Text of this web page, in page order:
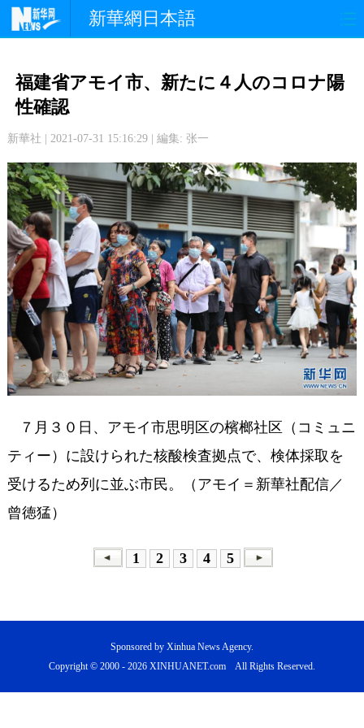
新華網日本語
文 化
中日交流 国 際
写 真
福建省アモイ市、新たに４人のコロナ陽
性確認
新華社 | 2021-07-31 15:16:29 | 編集: 张一
７月３０日、アモイ市思明区の檳榔社区（コミュニ
ティー）に設けられた核酸検査拠点で、検体採取を
受けるため列に並ぶ市民。（アモイ＝新華社配信／
曾徳猛）
1 2 3 4 5
Sponsored by Xinhua News Agency.
Copyright © 2000 - 2026 XINHUANET.com All Rights Reserved.